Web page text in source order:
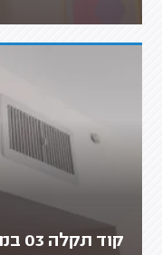
קוד תקלה 03 במזגן תדיראן מיני מרכזי